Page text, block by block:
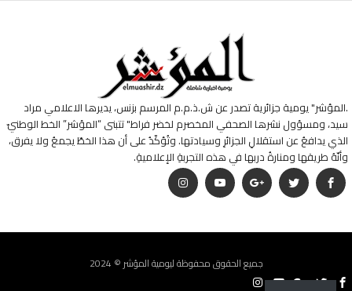
.المؤشر" يومية جزائرية تصدر عن ش.ذ.م.م المرسم بزنس، يديرها الاعلامي مراد
سيد، ومسؤول نشرها الصحفي المخصرم لخضر فراط" تتبنى “المؤشر” الخط الوطنيّ
الذي يدافعُ عن استقلالِ الجزائرِ وسيادتها. وتُؤكّدُ على أن هذا الخطّ يجمعُ ولا يفرق،
وأنّهُ طريقها ومنارةُ دربها في هذه التجربةِ الإعلاميةِ.
جميع الحقوق محفوظة ليومية المؤشر © 2024